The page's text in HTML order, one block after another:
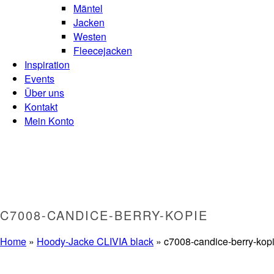
Mäntel
Jacken
Westen
Fleecejacken
Inspiration
Events
Über uns
Kontakt
Mein Konto
C7008-CANDICE-BERRY-KOPIE
Home » Hoody-Jacke CLIVIA black » c7008-candice-berry-